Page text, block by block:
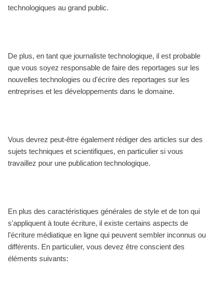
technologiques au grand public.
De plus, en tant que journaliste technologique, il est probable
que vous soyez responsable de faire des reportages sur les
nouvelles technologies ou d'écrire des reportages sur les
entreprises et les développements dans le domaine.
Vous devrez peut-être également rédiger des articles sur des
sujets techniques et scientifiques, en particulier si vous
travaillez pour une publication technologique.
En plus des caractéristiques générales de style et de ton qui
s'appliquent à toute écriture, il existe certains aspects de
l'écriture médiatique en ligne qui peuvent sembler inconnus ou
différents. En particulier, vous devez être conscient des
éléments suivants: